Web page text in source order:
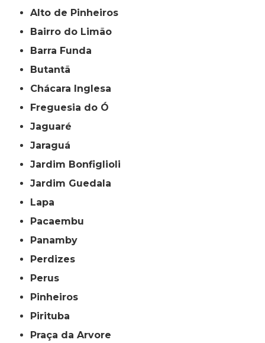
Alto de Pinheiros
Bairro do Limão
Barra Funda
Butantã
Chácara Inglesa
Freguesia do Ó
Jaguaré
Jaraguá
Jardim Bonfiglioli
Jardim Guedala
Lapa
Pacaembu
Panamby
Perdizes
Perus
Pinheiros
Pirituba
Praça da Arvore